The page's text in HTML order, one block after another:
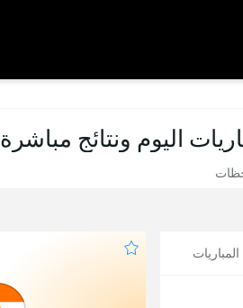
اليوم ونتائج مباشرة